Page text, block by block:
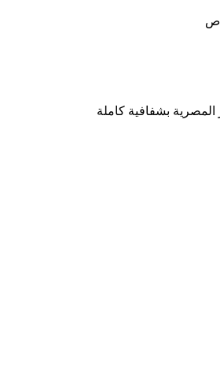
المصرية بشفافية كاملة